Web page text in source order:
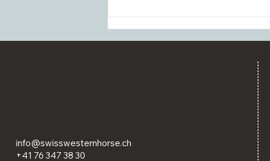
für die SM Reining / Western
info@swisswesternhorse.ch
+41 76 347 38 30